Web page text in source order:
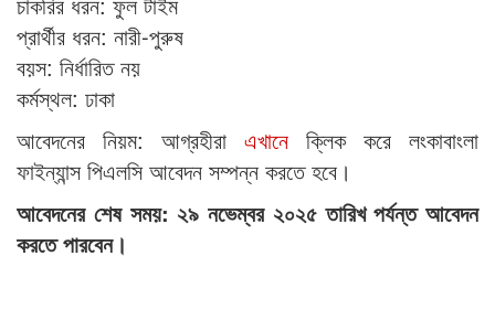
প্রার্থীর ধরন: নারী-পুরুষ
বয়স: নির্ধারিত নয়
কর্মস্থল: ঢাকা
আবেদনের নিয়ম: আগ্রহীরা এখানে ক্লিক করে লংকাবাংলা
ফাইন্যান্স পিএলসি আবেদন সম্পন্ন করতে হবে।
আবেদনের শেষ সময়: ২৯ নভেম্বর ২০২৫ তারিখ পর্যন্ত আবেদন
করতে পারবেন।